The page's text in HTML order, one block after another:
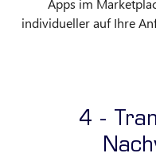
Apps im
individueller auf Ihre
4 -